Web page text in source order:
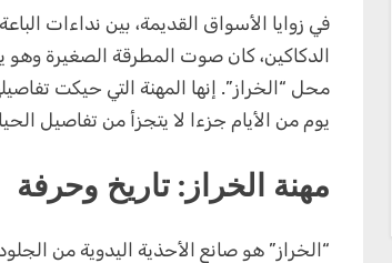
في زوايا الأسواق القديمة، بين نداءات
الدكاكين، كان صوت المطرقة الصغيرة وهو
محل “الخراز”. إنها المهنة التي حيكت
يوم من الأيام جزءا لا يتجزأ من تفاصيل
مهنة الخراز: تاريخ وحرفة
“الخراز” هو صانع الأحذية اليدوية من